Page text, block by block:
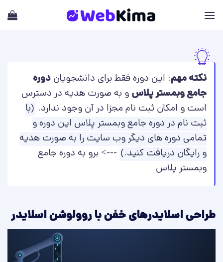
نکته مهم: این دوره فقط برای دانشجویان دوره
جامع وبمستر پلاس و به صورت هدیه در دسترس
است و امکان ثبت نام مجزا در آن وجود ندارد. (با
ثبت نام در دوره جامع وبمستر پلاس این دوره و
تمامی دوره های دیگر وب سایت را به صورت هدیه
و رایگان دریافت کنید.) ---> برو به دوره جامع
وبمستر پلاس
طراحی اسلایدرهای خفن با روولوشن اسلایدر